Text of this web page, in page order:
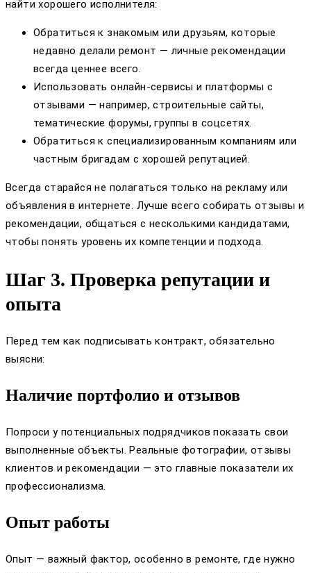
найти хорошего исполнителя:
Обратиться к знакомым или друзьям, которые
недавно делали ремонт — личные рекомендации
всегда ценнее всего.
Использовать онлайн-сервисы и платформы с
отзывами — например, строительные сайты,
тематические форумы, группы в соцсетях.
Обратиться к специализированным компаниям или
частным бригадам с хорошей репутацией.
Всегда старайся не полагаться только на рекламу или
объявления в интернете. Лучше всего собирать отзывы и
рекомендации, общаться с несколькими кандидатами,
чтобы понять уровень их компетенции и подхода.
Шаг 3. Проверка репутации и
опыта
Перед тем как подписывать контракт, обязательно
выясни:
Наличие портфолио и отзывов
Попроси у потенциальных подрядчиков показать свои
выполненные объекты. Реальные фотографии, отзывы
клиентов и рекомендации — это главные показатели их
профессионализма.
Опыт работы
Опыт — важный фактор, особенно в ремонте, где нужно